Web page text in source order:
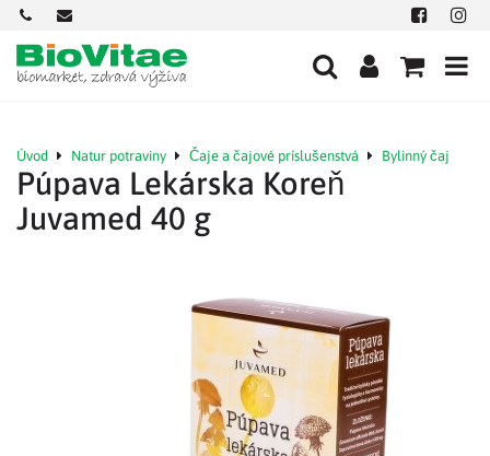
+421
901
712
584
office@biovitae.sk Facebook
Úvod Natur potraviny Čaje a čajové príslušenstvá Bylinný čaj
Púpava Lekárska Koreň
Juvamed 40 g